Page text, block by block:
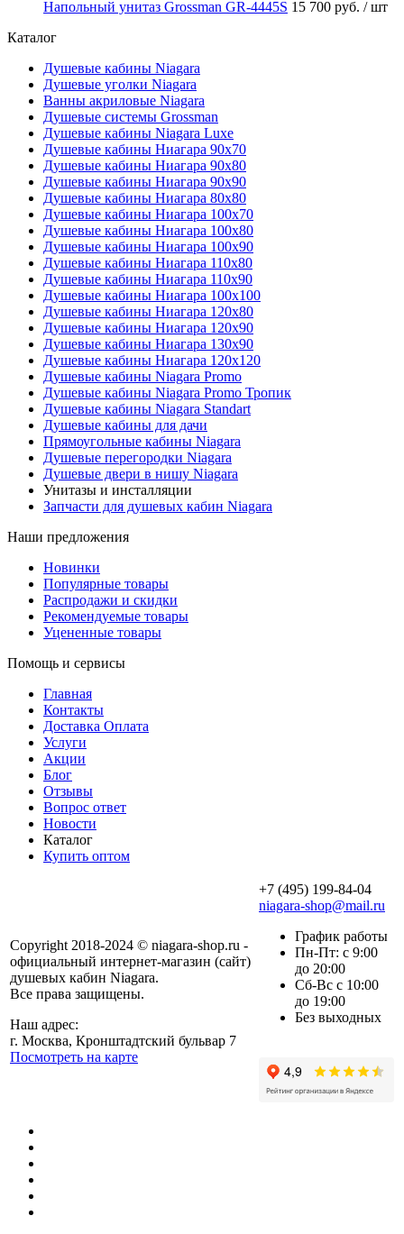
Напольный унитаз Grossman GR-4445S 15 700 руб. / шт
Каталог
Душевые кабины Niagara
Душевые уголки Niagara
Ванны акриловые Niagara
Душевые системы Grossman
Душевые кабины Niagara Luxe
Душевые кабины Ниагара 90x70
Душевые кабины Ниагара 90x80
Душевые кабины Ниагара 90x90
Душевые кабины Ниагара 80x80
Душевые кабины Ниагара 100x70
Душевые кабины Ниагара 100x80
Душевые кабины Ниагара 100x90
Душевые кабины Ниагара 110x80
Душевые кабины Ниагара 110x90
Душевые кабины Ниагара 100x100
Душевые кабины Ниагара 120x80
Душевые кабины Ниагара 120x90
Душевые кабины Ниагара 130x90
Душевые кабины Ниагара 120x120
Душевые кабины Niagara Promo
Душевые кабины Niagara Promo Тропик
Душевые кабины Niagara Standart
Душевые кабины для дачи
Прямоугольные кабины Niagara
Душевые перегородки Niagara
Душевые двери в нишу Niagara
Унитазы и инсталляции
Запчасти для душевых кабин Niagara
Наши предложения
Новинки
Популярные товары
Распродажи и скидки
Рекомендуемые товары
Уцененные товары
Помощь и сервисы
Главная
Контакты
Доставка Оплата
Услуги
Акции
Блог
Отзывы
Вопрос ответ
Новости
Каталог
Купить оптом
Copyright 2018-2024 © niagara-shop.ru -
официальный интернет-магазин (сайт)
душевых кабин Niagara.
Все права защищены.
Наш адрес:
г. Москва, Кронштадтский бульвар 7
Посмотреть на карте
+7 (495) 199-84-04
niagara-shop@mail.ru
График работы
Пн-Пт: с 9:00
до 20:00
Сб-Вс с 10:00
до 19:00
Без выходных